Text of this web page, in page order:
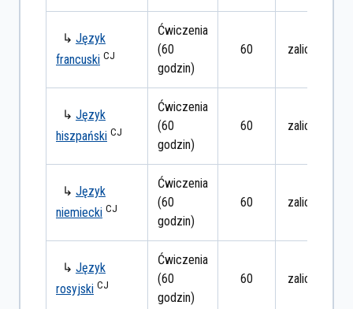
↳ Język
francuski CJ
Ćwiczenia
(60
godzin)
60 zaliczenie
↳ Język
hiszpański CJ
Ćwiczenia
(60
godzin)
60 zaliczenie
↳ Język
niemiecki CJ
Ćwiczenia
(60
godzin)
60 zaliczenie
↳ Język
rosyjski CJ
Ćwiczenia
(60
godzin)
60 zaliczenie